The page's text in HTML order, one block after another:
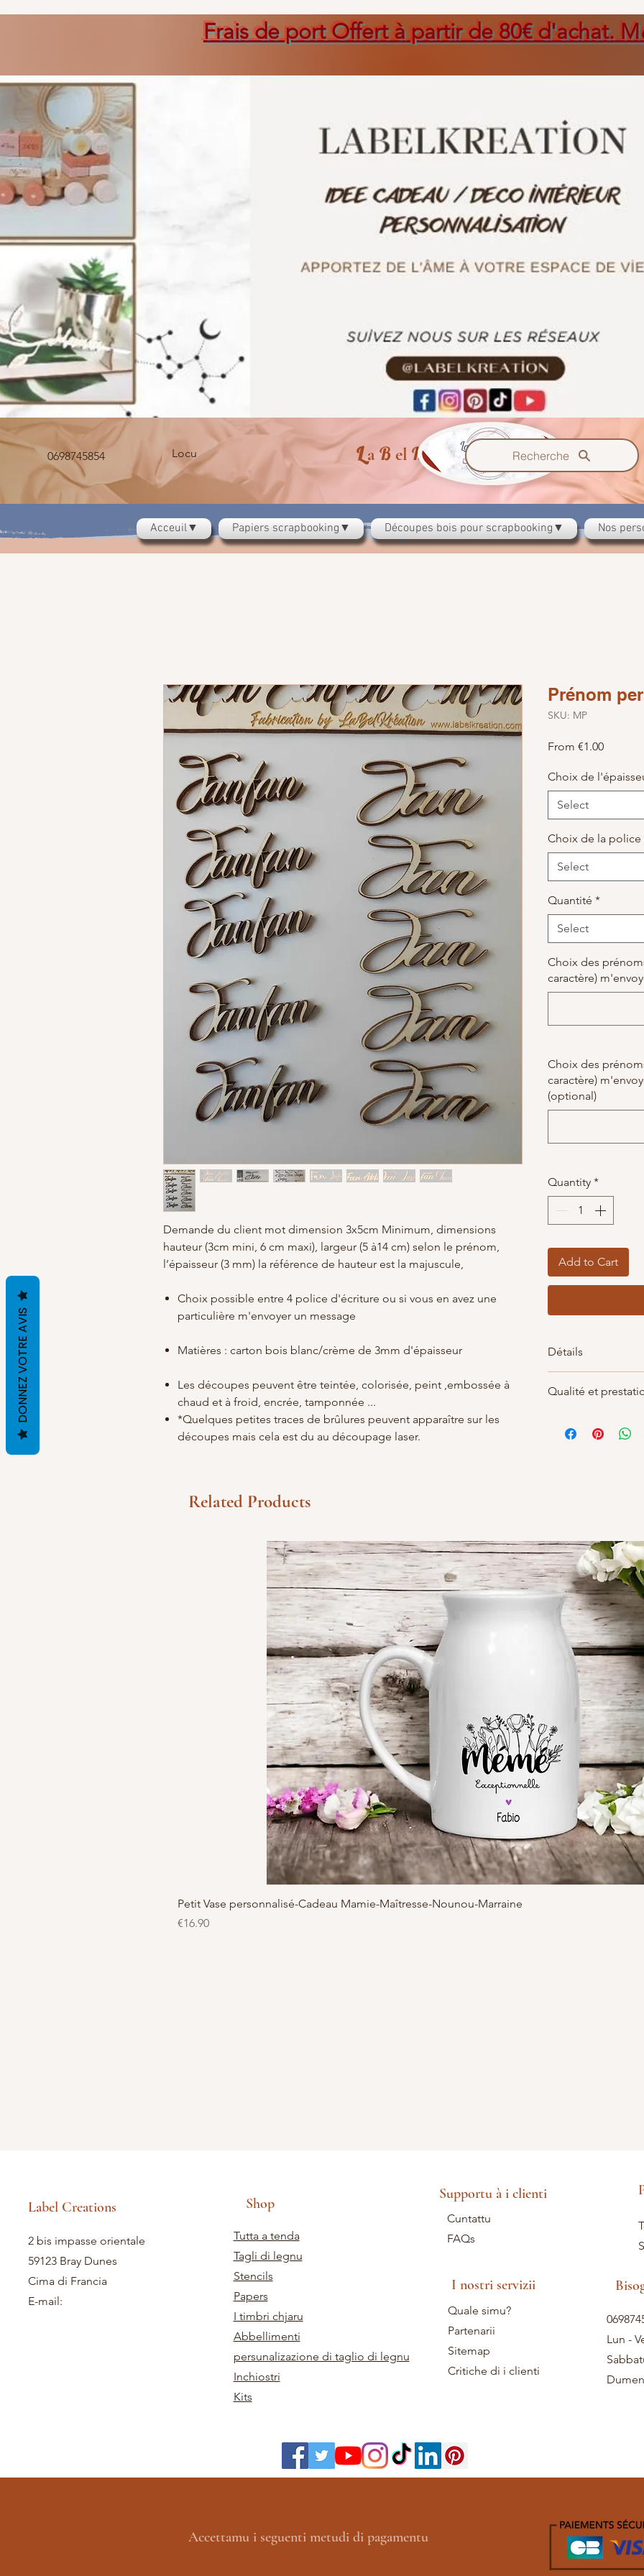
Frais de port Offert à partir de 80€ d'achat. M
Acceuil▼ Papiers scrapbooking▼ Découpes bois pour scrapbooking▼ Nos
0698745854 Locu La B el Kreazzione Recherche
Demande du client mot dimension 3x5cm Minimum, dimensions
hauteur (3cm mini, 6 cm maxi), largeur (5 à14 cm) selon le prénom,
l’épaisseur (3 mm) la référence de hauteur est la majuscule,
Choix possible entre 4 police d'écriture ou si vous en avez une
particulière m'envoyer un message
Matières : carton bois blanc/crème de 3mm d'épaisseur
Les découpes peuvent être teintée, colorisée, peint ,embossée à
chaud et à froid, encrée, tamponnée ...
*Quelques petites traces de brûlures peuvent apparaître sur les
découpes mais cela est du au découpage laser.
Prénom
SKU: MP
From €1.00Sale
Choix de
Select
Choix de la
Select
Quantité *
Select
Choix des
caractère)
Choix des
caractère)
(optional)
Quantity *
Add to Cart
Détails
Dimensions : 30x50
Hauteur: 3 cm
Qualité et
réalisé le jour de la
Related Products
Petit Vase personnalisé-Cadeau Mamie-Maîtresse-Nounou-Marraine
Price
€16.90
Label Creations
2 bis impasse orientale
59123 Bray Dunes
Cima di Francia
E-mail:
Shop
Tutta a tenda
Tagli di legnu
Stencils
Papers
I timbri chjaru
Abbellimenti
persunalizazione di taglio di legnu
Inchiostri
Kits
Lun -
Accettamu i seguenti metudi di pagamentu
Quale simu?
Partenarii
Sitemap
Critiche di i clienti
I nostri servizii
Cuntattu
FAQs
Supportu à i clienti
DONNEZ VOTRE AVIS